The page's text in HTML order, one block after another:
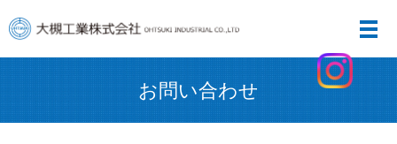
お問い合わせ